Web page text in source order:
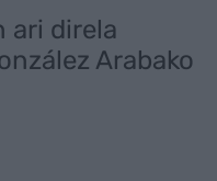
ari direla
Arabako